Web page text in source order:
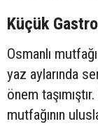
Küçük
Osmanlı
yaz aylarında
önem
mutfağının